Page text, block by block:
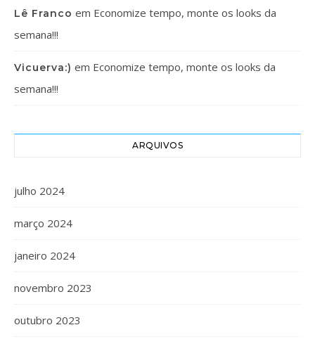
Lê Franco em Economize tempo, monte os looks da
semana!!!
Vicuerva:) em Economize tempo, monte os looks da
semana!!!
ARQUIVOS
julho 2024
março 2024
janeiro 2024
novembro 2023
outubro 2023